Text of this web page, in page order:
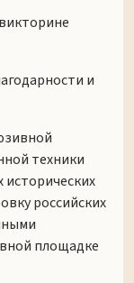
и
техники
исторических
российских
площадке